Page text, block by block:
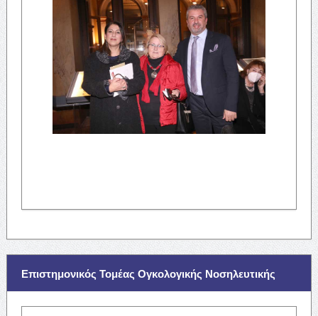
Επιστημονικός Τομέας Ογκολογικής Νοσηλευτικής